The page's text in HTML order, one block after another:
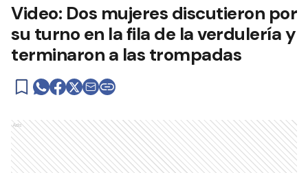
Video: Dos mujeres discutieron por
su turno en la fila de la verdulería y
terminaron a las trompadas
Ads